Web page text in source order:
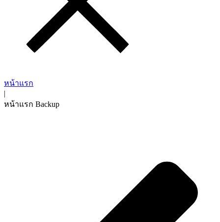
หน้าแรก
|
หน้าแรก Backup